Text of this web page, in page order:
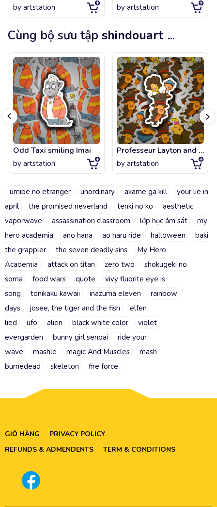
by artstation by artstation
Cùng bộ sưu tập shindouart ...
Odd Taxi smiling Imai
by artstation
Professeur Layton and Luke chibi fanart
by artstation
umibe no etranger unordinary akame ga kill
your lie in
april
the promised neverland tenki no ko
aesthetic
vaporwave
assassination classroom lớp học ám sát
my
hero academia
ano hana ao haru ride halloween
baki
the grappler
the seven deadly sins
My Hero
Academia
attack on titan zero two
shokugeki no
soma
food wars quote
vivy fluorite eye is
song
tonikaku kawaii inazuma eleven
rainbow
days
josee, the tiger and the fish
elfen
lied
ufo alien black white color
violet
evergarden
bunny girl senpai
ride your
wave
mashle magic And Muscles
mash
burnedead
skeleton fire force
GIỎ HÀNG
PRIVACY POLICY
REFUNDS & ADMENDENTS
TERM & CONDITIONS